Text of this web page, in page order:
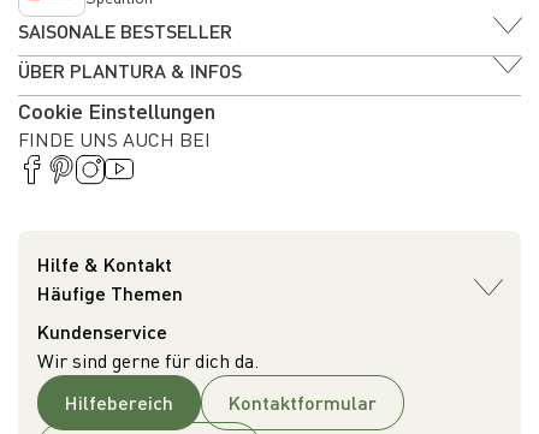
SAISONALE BESTSELLER
ÜBER PLANTURA & INFOS
Cookie Einstellungen
FINDE UNS AUCH BEI
Hilfe & Kontakt
Häufige Themen
Kundenservice
Wir sind gerne für dich da.
Hilfebereich
Kontaktformular